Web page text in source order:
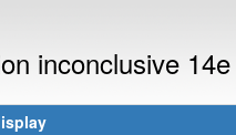
inconclusive